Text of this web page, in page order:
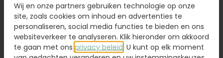
Bedanktboeket
Jana
Vanaf
41,95
Trouwerijboeket
Sabine
64,95
Wij en onze partners gebruiken technologie op onze
site, zoals cookies om inhoud en advertenties te
personaliseren, social media functies te bieden en ons
websiteverkeer te analyseren. Klik hieronder om akkoord
te gaan met ons privacy beleid . U kunt op elk moment